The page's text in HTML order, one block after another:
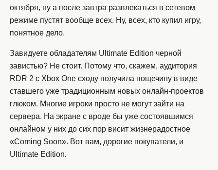
октября, ну а после завтра развлекаться в сетевом
режиме пустят вообще всех. Ну, всех, кто купил игру,
понятное дело.
Завидуете обладателям Ultimate Edition черной
завистью? Не стоит. Потому что, скажем, аудитория
RDR 2 с Xbox One сходу получила пощечину в виде
ставшего уже традиционным новых онлайн-проектов
глюком. Многие игроки просто не могут зайти на
сервера. На экране с вроде бы уже состоявшимся
онлайном у них до сих пор висит жизнерадостное
«Coming Soon». Вот вам, дорогие покупатели, и
Ultimate Edition.